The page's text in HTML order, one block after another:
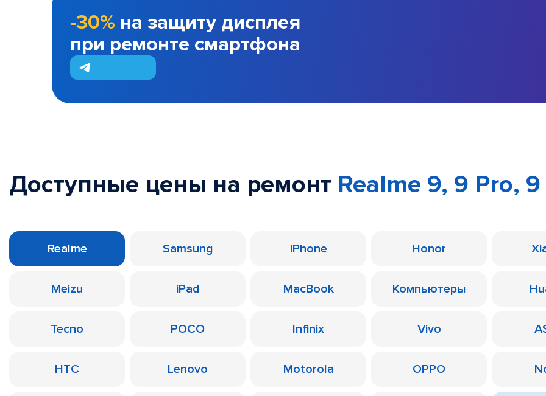
-30% на защиту дисплея
при ремонте смартфона
Доступные цены на ремонт Realme 9, 9 Pro,
Realme Samsung iPhone Honor
Meizu iPad MacBook Компьютеры
Tecno POCO Infinix Vivo
HTC Lenovo Motorola OPPO